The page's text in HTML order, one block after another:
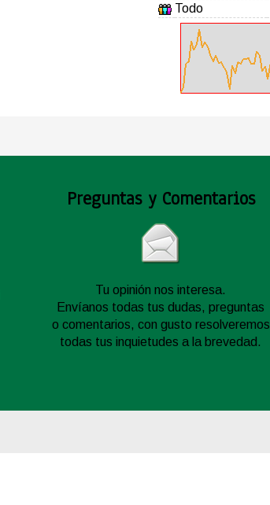
Todo
Preguntas y Comentarios
Tu opinión nos interesa.
Envíanos todas tus dudas, preguntas
o comentarios, con gusto resolveremos
todas tus inquietudes a la brevedad.